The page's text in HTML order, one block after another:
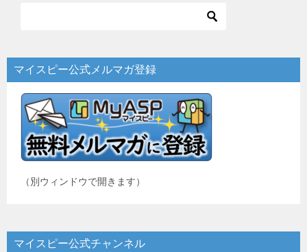
ー
シ
マイスピー公式メルマガ登録
（別ウィンドウで開きます）
マイスピー公式チャンネル